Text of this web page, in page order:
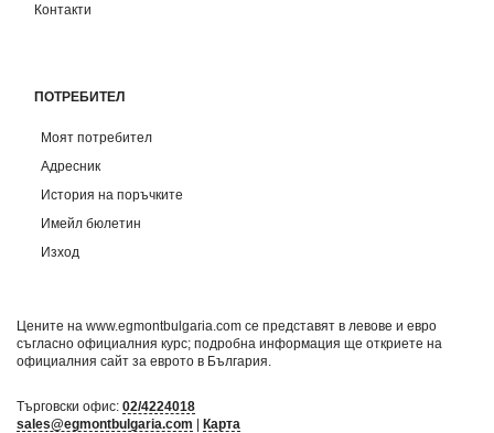
Контакти
ПОТРЕБИТЕЛ
Моят потребител
Адресник
История на поръчките
Имейл бюлетин
Изход
Цените на www.egmontbulgaria.com се представят в левове и евро
съгласно официалния курс; подробна информация ще откриете на
официалния сайт за еврото в България
Търговски офис: 02/4224018
sales@egmontbulgaria.com | Карта